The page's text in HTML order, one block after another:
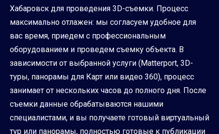
Хабаровск для проведения 3D-съемки. Процесс
максимально отлажен: мы согласуем удобное для
вас время, приедем с профессиональным
оборудованием и проведем съемку объекта. В
зависимости от выбранной услуги (Matterport, 3D-
туры, панорамы для Карт или видео 360), процесс
занимает от нескольких часов до полного дня. После
съемки данные обрабатываются нашими
специалистами, и вы получаете готовый виртуальный
тур или панорамы, полностью готовые к публикации